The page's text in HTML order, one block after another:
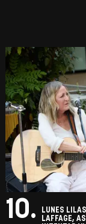
10.
LUNES
LAFFAGE,